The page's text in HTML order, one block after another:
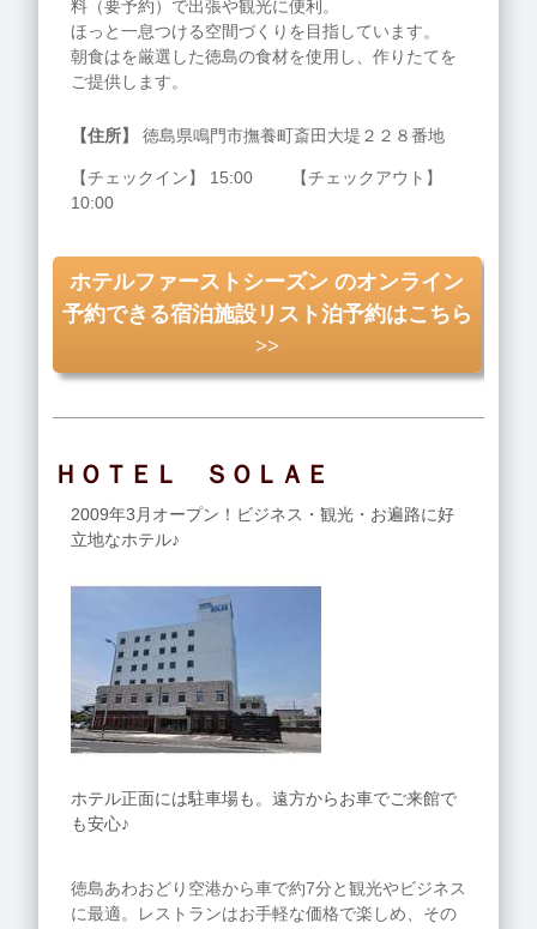
料（要予約）で出張や観光に便利。
ほっと一息つける空間づくりを目指しています。
朝食はを厳選した徳島の食材を使用し、作りたてを
ご提供します。
【住所】 徳島県鳴門市撫養町斎田大堤２２８番地
【チェックイン】 15:00 【チェックアウト】
10:00
ホテルファーストシーズン のオンライン
予約できる宿泊施設リスト泊予約はこちら
>>
ＨＯＴＥＬ ＳＯＬＡＥ
2009年3月オープン！ビジネス・観光・お遍路に好
立地なホテル♪
ホテル正面には駐車場も。遠方からお車でご来館で
も安心♪
徳島あわおどり空港から車で約7分と観光やビジネス
に最適。レストランはお手軽な価格で楽しめ、その